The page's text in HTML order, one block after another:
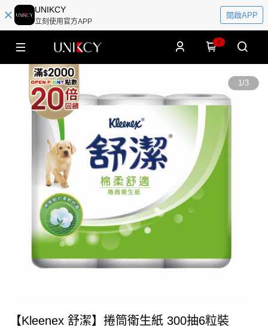
UNIKCY
立刻使用官方APP
開啟APP
0
1/3
【Kleenex 舒潔】捲筒衛生紙 300抽6粒裝